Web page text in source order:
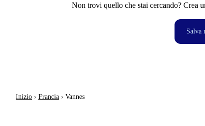
Non trovi quello che stai cercando? Crea
Salva
Inizio › Francia › Vannes